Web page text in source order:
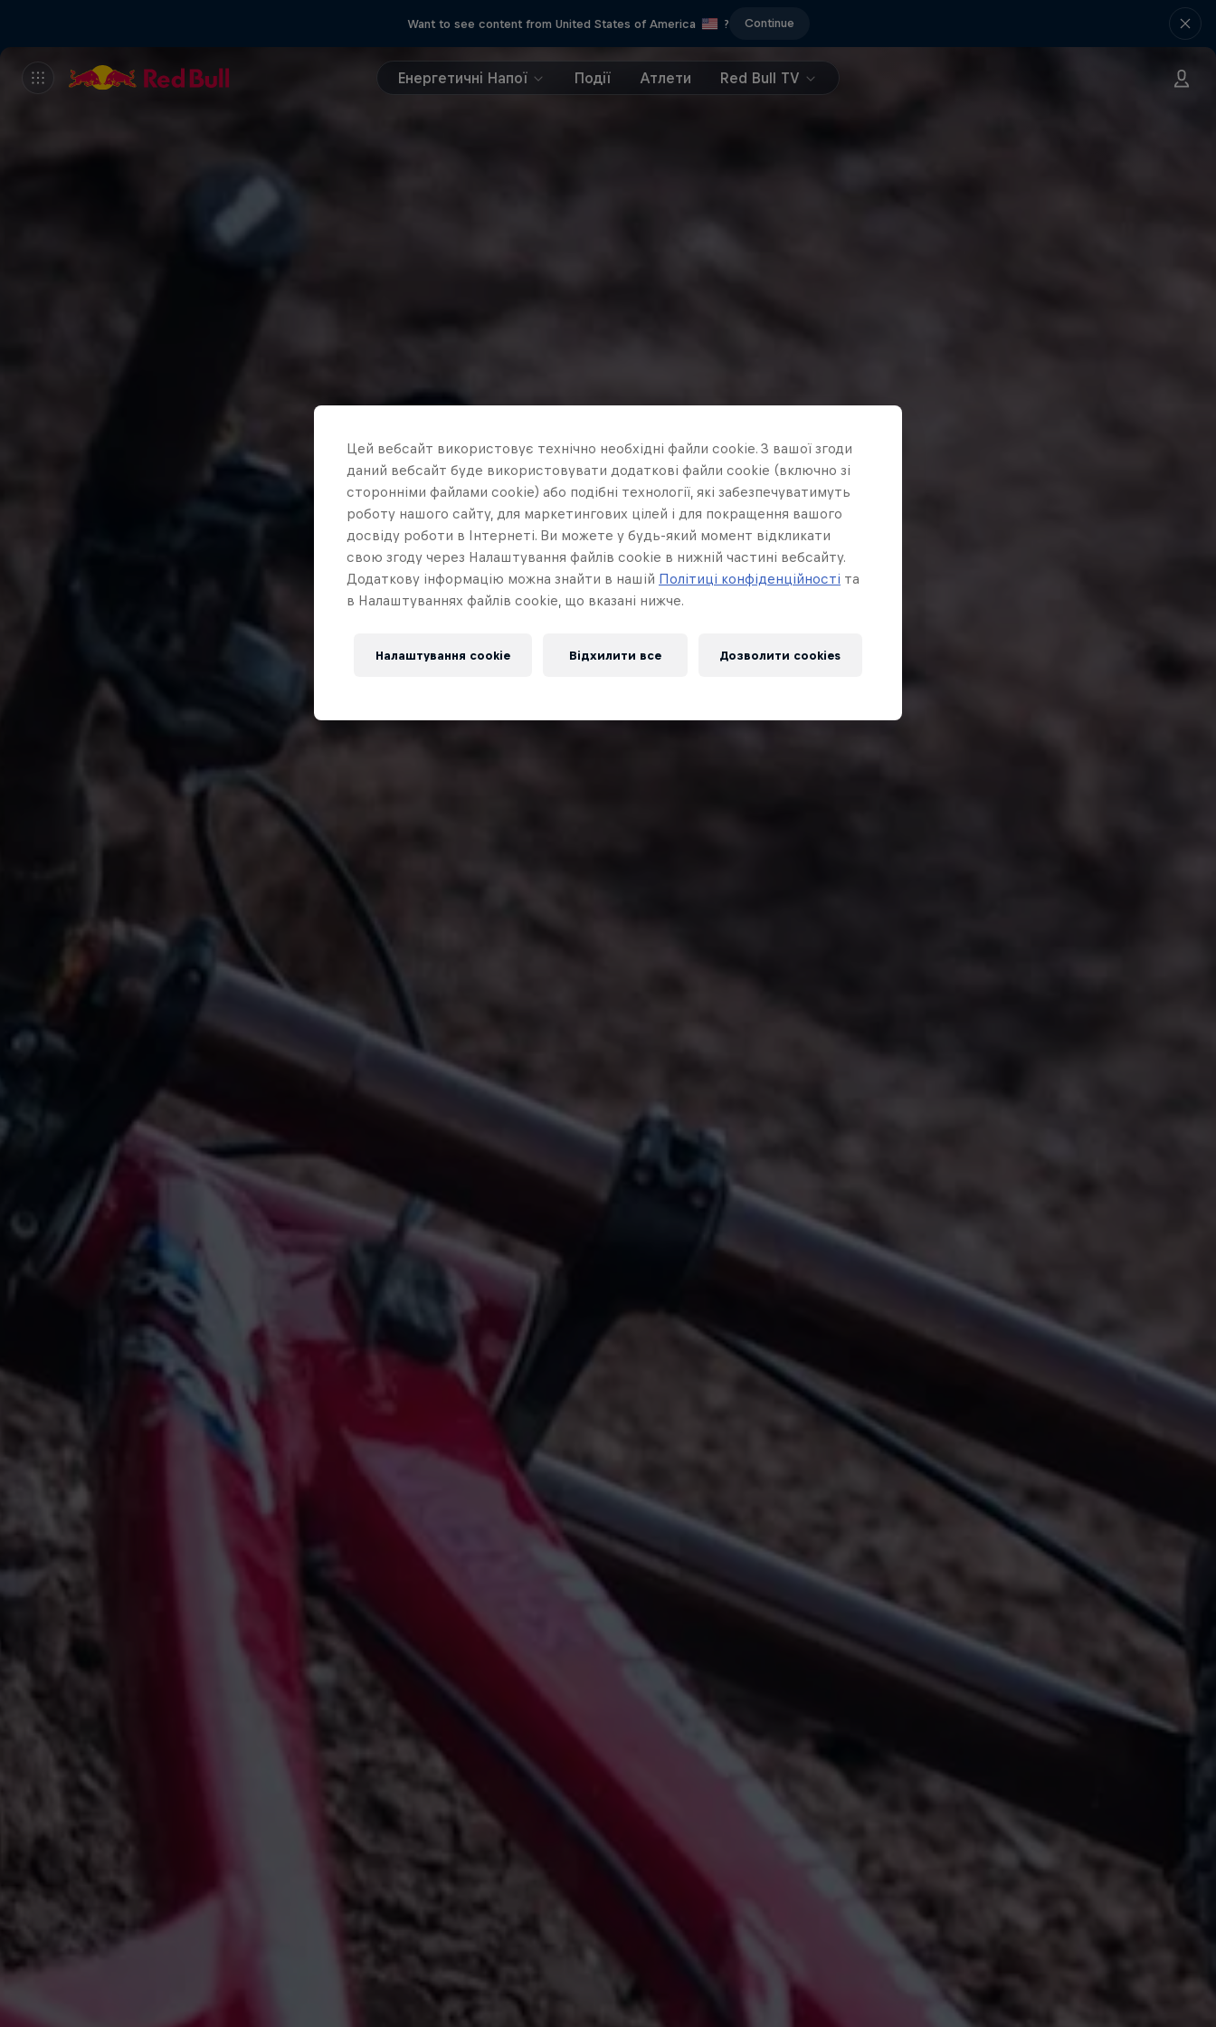
Want to see content from United States of America ? Continue
Енергетичні Напої Події Атлети Red Bull TV
Цей вебсайт використовує технічно необхідні файли cookie. З вашої згоди
даний вебсайт буде використовувати додаткові файли cookie (включно зі
сторонніми файлами cookie) або подібні технології, які забезпечуватимуть
роботу нашого сайту, для маркетингових цілей і для покращення вашого
досвіду роботи в Інтернеті. Ви можете у будь-який момент відкликати
свою згоду через Налаштування файлів cookie в нижній частині вебсайту.
Додаткову інформацію можна знайти в нашій Політиці конфіденційності та
в Налаштуваннях файлів cookie, що вказані нижче.
Налаштування cookie Відхилити все Дозволити cookies